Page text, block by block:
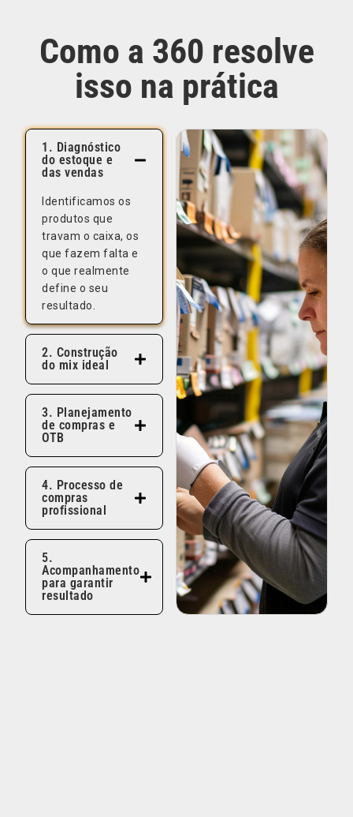
Como a 360 resolve
isso na prática
1. Diagnóstico
do estoque e
das vendas
Identificamos os
produtos que
travam o caixa, os
que fazem falta e
o que realmente
define o seu
resultado.
2. Construção
do mix ideal
3. Planejamento
de compras e
OTB
4. Processo de
compras
profissional
5.
Acompanhamento
para garantir
resultado